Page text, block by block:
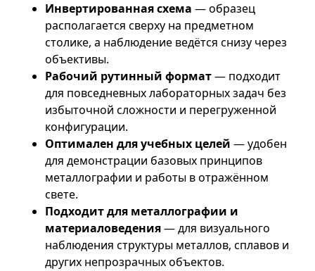
Инвертированная схема — образец
располагается сверху на предметном
столике, а наблюдение ведётся снизу через
объективы.
Рабочий рутинный формат— подходит
для повседневных лабораторных задач без
избыточной сложности и перегруженной
конфигурации.
Оптимален для учебных целей — удобен
для демонстрации базовых принципов
металлографии и работы в отражённом
свете.
Подходит для металлографии и
материаловедения— для визуального
наблюдения структуры металлов, сплавов и
других непрозрачных объектов.